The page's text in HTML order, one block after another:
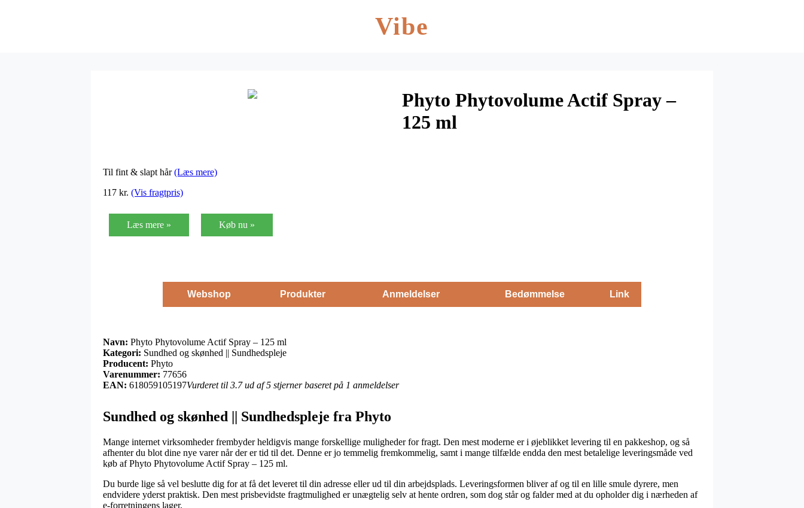
Vibe
Phyto Phytovolume Actif Spray –
125 ml
Til fint & slapt hår(Læs mere)
117 kr. (Vis fragtpris)
Læs mere » Køb nu »
Webshop Produkter Anmeldelser Bedømmelse Link
Navn: Phyto Phytovolume Actif Spray – 125 ml
Kategori: Sundhed og skønhed || Sundhedspleje
Producent: Phyto
Varenummer: 77656
EAN: 618059105197Vurderet til 3.7 ud af 5 stjerner baseret på 1 anmeldelser
Sundhed og skønhed || Sundhedspleje fra Phyto
Mange internet virksomheder frembyder heldigvis mange forskellige muligheder for fragt. Den mest moderne er i øjeblikket levering til en pakkeshop, og så
afhenter du blot dine nye varer når der er tid til det. Denne er jo temmelig fremkommelig, samt i mange tilfælde endda den mest betalelige leveringsmåde ved
køb af Phyto Phytovolume Actif Spray – 125 ml.
Du burde lige så vel beslutte dig for at få det leveret til din adresse eller ud til din arbejdsplads. Leveringsformen bliver af og til en lille smule dyrere, men
endvidere yderst praktisk. Den mest prisbevidste fragtmulighed er unægtelig selv at hente ordren, som dog står og falder med at du opholder dig i nærheden af
e-forretningens lager.